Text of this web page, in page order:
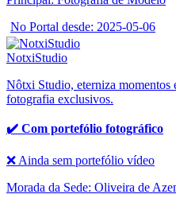
No Portal desde: 2025-05-06
NotxiStudio
Nôtxi Studio, eterniza momentos
fotografia exclusivos.
✔️ Com portefólio fotográfico
❌ Ainda sem portefólio vídeo
Morada da Sede: Oliveira de